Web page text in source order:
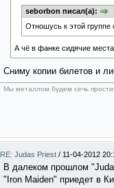
seborbon писал(а):
Отношусь к этой группе
А чё в фанке сидячие места
Cниму копии билетов и
Мы металлом будем сечь
RE: Judas Priest / 11-04-2012
В далеком прошлом
"Iron Maiden" приедет в